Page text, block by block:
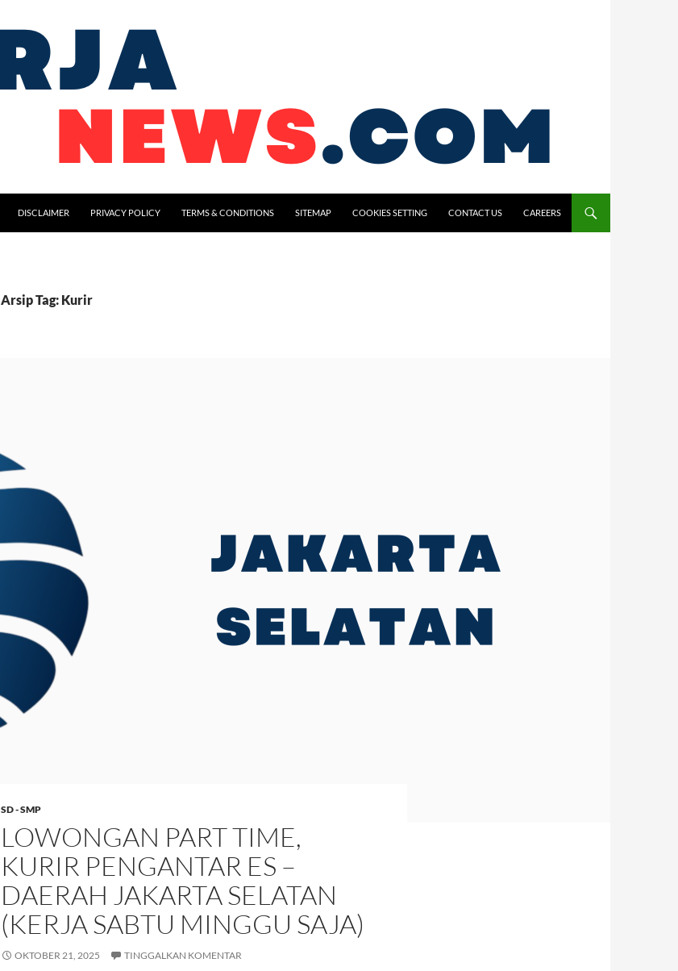
DISCLAIMER PRIVACY POLICY TERMS & CONDITIONS SITEMAP COOKIES SETTING CONTACT US CAREERS
Arsip Tag: Kurir
SD - SMP
LOWONGAN PART TIME,
KURIR PENGANTAR ES –
DAERAH JAKARTA SELATAN
(KERJA SABTU MINGGU SAJA)
OKTOBER 21, 2025 TINGGALKAN KOMENTAR